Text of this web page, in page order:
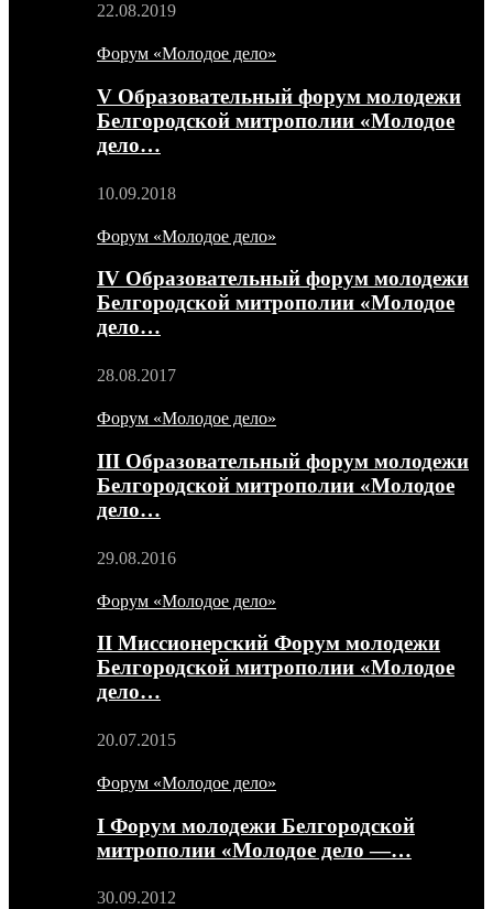
22.08.2019
Форум «Молодое дело»
V Образовательный форум молодежи
Белгородской митрополии «Молодое
дело…
10.09.2018
Форум «Молодое дело»
IV Образовательный форум молодежи
Белгородской митрополии «Молодое
дело…
28.08.2017
Форум «Молодое дело»
III Образовательный форум молодежи
Белгородской митрополии «Молодое
дело…
29.08.2016
Форум «Молодое дело»
II Миссионерский Форум молодежи
Белгородской митрополии «Молодое
дело…
20.07.2015
Форум «Молодое дело»
I Форум молодежи Белгородской
митрополии «Молодое дело —…
30.09.2012